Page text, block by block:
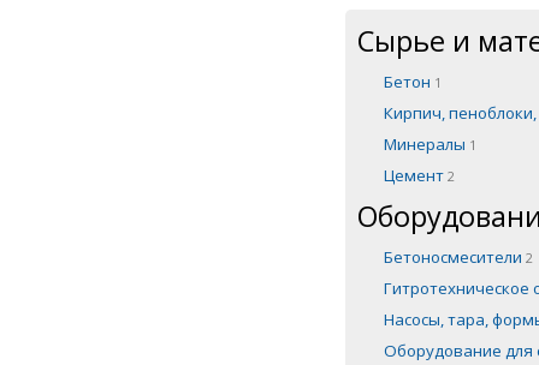
Сырье и
Бетон 1
Кирпич,
Минералы 1
Цемент 2
Бетоносмесители 2
Насосы, тара,
Оборудование для